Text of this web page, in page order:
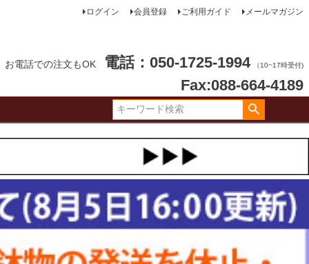
ログイン 会員登録 ご利用ガイド メールマガジン
お電話での注文もOK 電話：050-1725-1994 （10~17時受付)
Fax:088-664-4189